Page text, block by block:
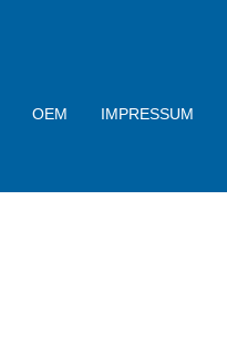
OEM IMPRESSUM